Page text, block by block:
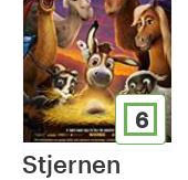
6
Stjernen